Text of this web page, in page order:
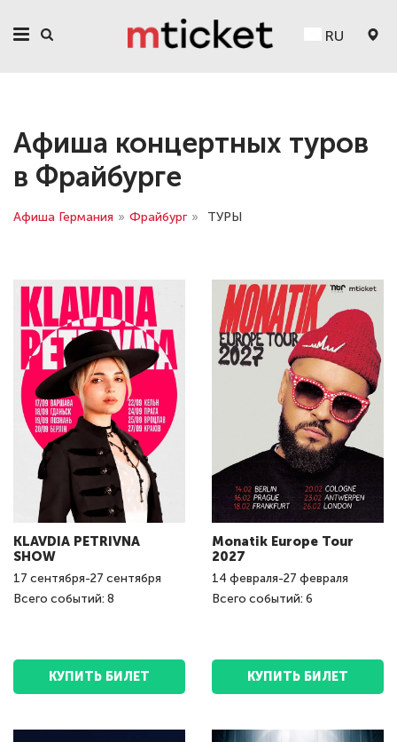
RU
Афиша концертных туров
в Фрайбурге
Афиша Германия » Фрайбург » ТУРЫ
KLAVDIA PETRIVNA
SHOW
17 сентября-27 сентября
Всего событий: 8
КУПИТЬ БИЛЕТ
Monatik Europe Tour
2027
14 февраля-27 февраля
Всего событий: 6
КУПИТЬ БИЛЕТ